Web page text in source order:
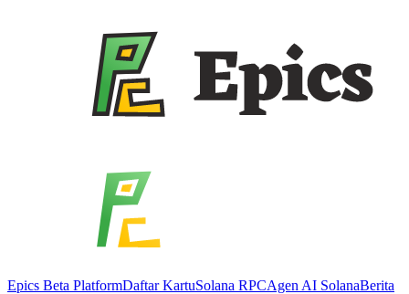
Epics Beta PlatformDaftar KartuSolana RPCAgen AI SolanaBerita